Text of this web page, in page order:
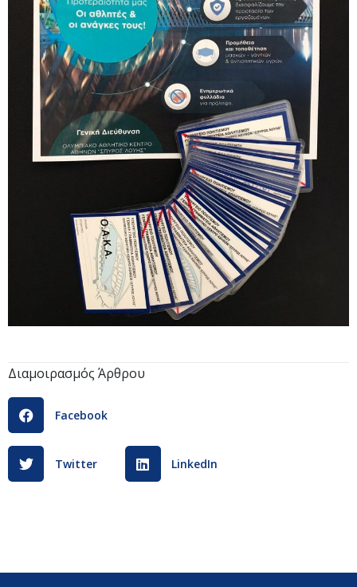
Διαμοιρασμός Άρθρου
Facebook
Twitter LinkedIn